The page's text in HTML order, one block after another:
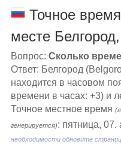
Точное
месте
Вопрос: Сколько
Ответ: Белгород
находится в часовом
времени в часах: +3) и
Точное местное время
генерируется): пятница, 07.
необходимости обновите